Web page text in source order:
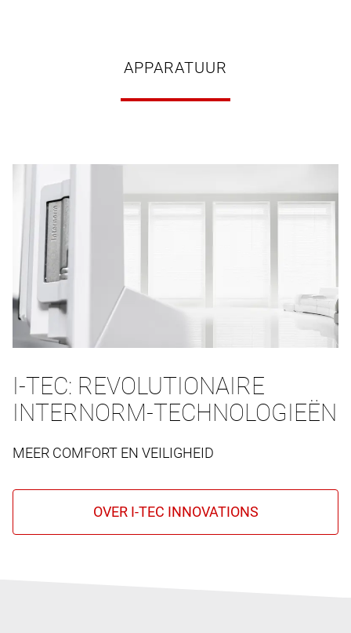
APPARATUUR
I-TEC: REVOLUTIONAIRE
INTERNORM-TECHNOLOGIEËN
MEER COMFORT EN VEILIGHEID